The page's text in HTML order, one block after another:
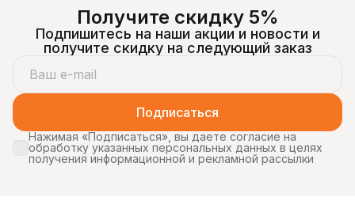
Получите скидку 5%
Подпишитесь на наши акции и новости и
получите скидку на следующий заказ
Подписаться
Нажимая «Подписаться», вы даете согласие на
обработку указанных персональных данных в целях
получения информационной и рекламной рассылки